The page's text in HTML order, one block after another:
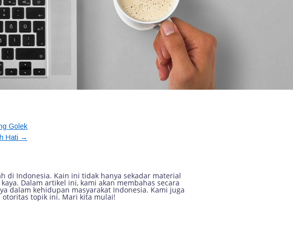
Golek
Hati →
di Indonesia. Kain ini tidak hanya sekadar material
Dalam artikel ini, kami akan membahas secara
dalam kehidupan masyarakat Indonesia. Kami juga
topik ini. Mari kita mulai!